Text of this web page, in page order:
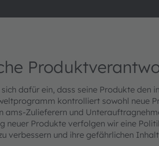
dafür ein, dass seine Produkte
kontrolliert sowohl neue
ams-Zulieferern und
neuer Produkte verfolgen wir eine
verbessern und ihre gefährlichen